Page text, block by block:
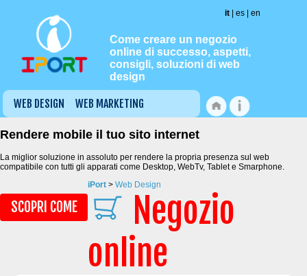
it | es | en
Come creare un negozio
online di successo, aspetti,
consigli, soluzioni di web
design
WEB DESIGN
WEB MARKETING
CMS ONLINE
BLOG ISHOP
Rendere mobile il tuo sito internet
La miglior soluzione in assoluto per rendere la propria presenza sul web
compatibile con tutti gli apparati come Desktop, WebTv, Tablet e Smarphone.
SCOPRI COME
iPort > Web Design
Negozio
online